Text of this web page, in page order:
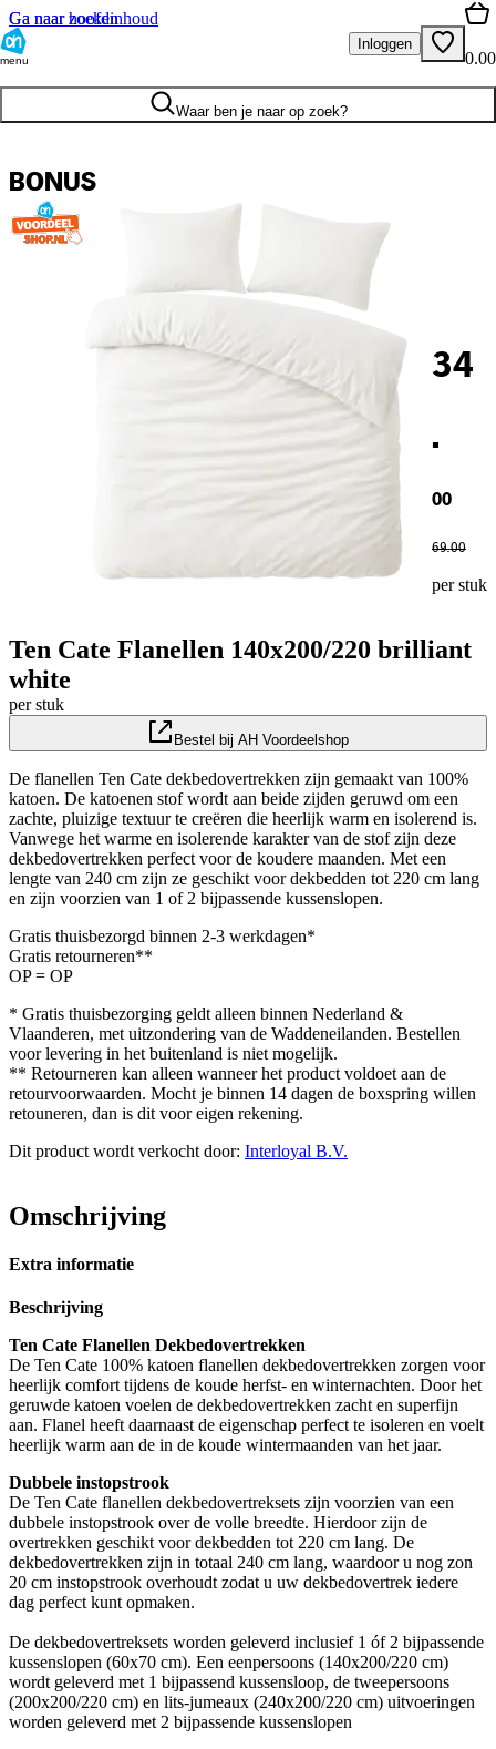
Ga naar hoofdinhoud
Ga naar zoeken
menu
Inloggen
0.00
Waar ben je naar op zoek?
BONUS
34
.
00
69.00
per stuk
Ten Cate Flanellen 140x200/220 brilliant
white
per stuk
Bestel bij AH Voordeelshop
De flanellen Ten Cate dekbedovertrekken zijn gemaakt van 100%
katoen. De katoenen stof wordt aan beide zijden geruwd om een
zachte, pluizige textuur te creëren die heerlijk warm en isolerend is.
Vanwege het warme en isolerende karakter van de stof zijn deze
dekbedovertrekken perfect voor de koudere maanden. Met een
lengte van 240 cm zijn ze geschikt voor dekbedden tot 220 cm lang
en zijn voorzien van 1 of 2 bijpassende kussenslopen.
Gratis thuisbezorgd binnen 2-3 werkdagen*
Gratis retourneren**
OP = OP
* Gratis thuisbezorging geldt alleen binnen Nederland &
Vlaanderen, met uitzondering van de Waddeneilanden. Bestellen
voor levering in het buitenland is niet mogelijk.
** Retourneren kan alleen wanneer het product voldoet aan de
retourvoorwaarden. Mocht je binnen 14 dagen de boxspring willen
retouneren, dan is dit voor eigen rekening.
Dit product wordt verkocht door: Interloyal B.V.
Omschrijving
Extra informatie
Beschrijving
Ten Cate Flanellen Dekbedovertrekken
De Ten Cate 100% katoen flanellen dekbedovertrekken zorgen voor
heerlijk comfort tijdens de koude herfst- en winternachten. Door het
geruwde katoen voelen de dekbedovertrekken zacht en superfijn
aan. Flanel heeft daarnaast de eigenschap perfect te isoleren en voelt
heerlijk warm aan de in de koude wintermaanden van het jaar.
Dubbele instopstrook
De Ten Cate flanellen dekbedovertreksets zijn voorzien van een
dubbele instopstrook over de volle breedte. Hierdoor zijn de
overtrekken geschikt voor dekbedden tot 220 cm lang. De
dekbedovertrekken zijn in totaal 240 cm lang, waardoor u nog zon
20 cm instopstrook overhoudt zodat u uw dekbedovertrek iedere
dag perfect kunt opmaken.
De dekbedovertreksets worden geleverd inclusief 1 óf 2 bijpassende
kussenslopen (60x70 cm). Een eenpersoons (140x200/220 cm)
wordt geleverd met 1 bijpassend kussensloop, de tweepersoons
(200x200/220 cm) en lits-jumeaux (240x200/220 cm) uitvoeringen
worden geleverd met 2 bijpassende kussenslopen